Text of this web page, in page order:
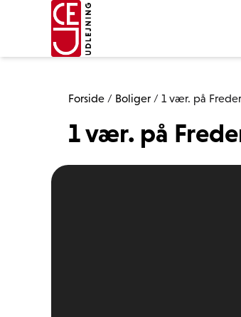
Forside / Boliger / 1 vær. på
1 vær. på